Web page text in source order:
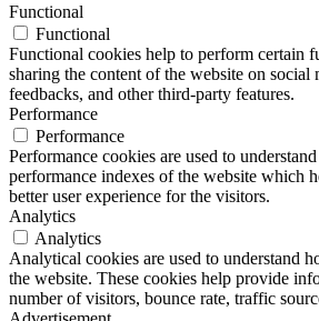
Functional
Functional
Functional cookies help to perform certain
sharing the content of the website on social
feedbacks, and other third-party features.
Performance
Performance
Performance cookies are used to
performance indexes of the website which
better user experience for the visitors.
Analytics
Analytics
Analytical cookies are used to understand
the website. These cookies help provide
number of visitors, bounce rate, traffic